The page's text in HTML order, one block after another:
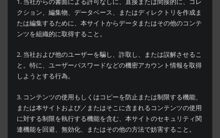
クション、編集物、データベース、またはディレクトリを作成ま
たは編集するために、本サイトからデータまたはその他のコンテ
ンツを組織的に取得すること。
2. 当社および他のユーザーを騙し、詐取し、または誤解させるこ
と。特に、ユーザーパスワードなどの機密アカウント情報を取得
しようとする行為。
3. コンテンツの使用もしくはコピーを防止または制限する機能、
または本サイトおよび／またはそこに含まれるコンテンツの使用
に対する制限を執行する機能を含む、本サイトのセキュリティ関
連機能を回避、無効化、またはその他の方法で妨害すること。